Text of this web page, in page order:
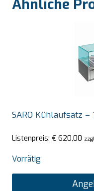
Ähnliche
SARO Kühlaufsatz
Listenpreis: € 620,00
Vorrätig